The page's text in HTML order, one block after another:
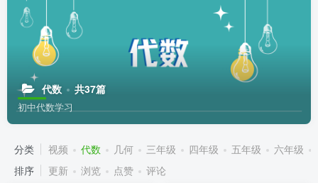
视频无法观看的微信发消息给邱老师重置即可
代数 共37篇
初中代数学习
分类 视频 代数 几何 三年级 四年级 五年级 六年级
排序
更新 浏览 点赞 评论